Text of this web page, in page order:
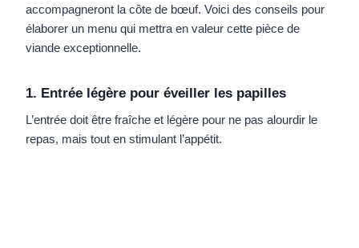
accompagneront la côte de bœuf. Voici des conseils pour
élaborer un menu qui mettra en valeur cette pièce de
viande exceptionnelle.
1. Entrée légère pour éveiller les papilles
L’entrée doit être fraîche et légère pour ne pas alourdir le
repas, mais tout en stimulant l’appétit.